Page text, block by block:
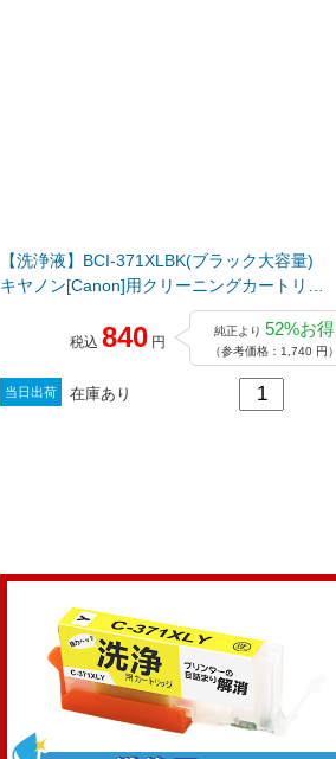
【洗浄液】BCI-371XLBK(ブラック大容量)
キヤノン[Canon]用クリーニングカートリッ
税込 840 円
純正より 52%お得
（参考価格：1,740 円）
当日出荷 在庫あり